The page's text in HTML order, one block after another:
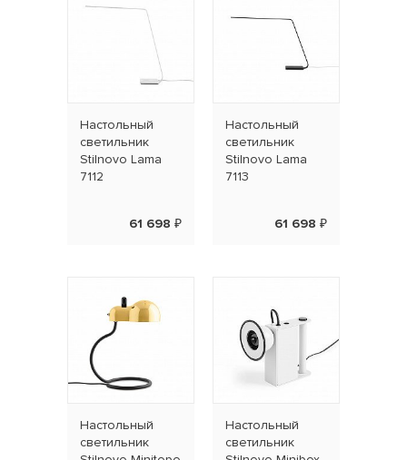
Наcтольный
светильник
Stilnovo Lama
7112
61 698 ₽
Наcтольный
светильник
Stilnovo Lama
7113
61 698 ₽
Наcтольный
светильник
Наcтольный
светильник